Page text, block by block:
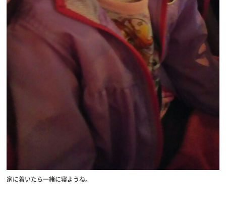
家に着いたら一緒に寝ようね。